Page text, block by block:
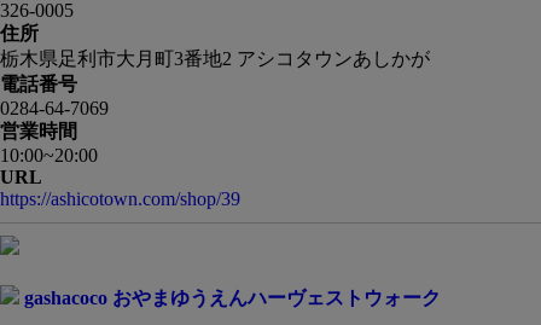
326-0005
住所
栃木県足利市大月町3番地2 アシコタウンあしかが
電話番号
0284-64-7069
営業時間
10:00~20:00
URL
https://ashicotown.com/shop/39
gashacoco おやまゆうえんハーヴェストウォーク